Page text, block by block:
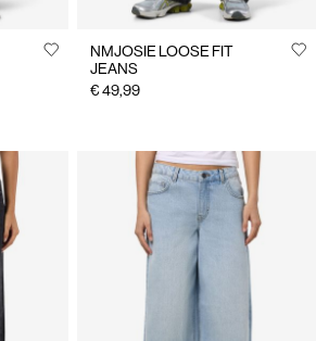
NMJOSIE LOOSE FIT
JEANS
€ 49,99